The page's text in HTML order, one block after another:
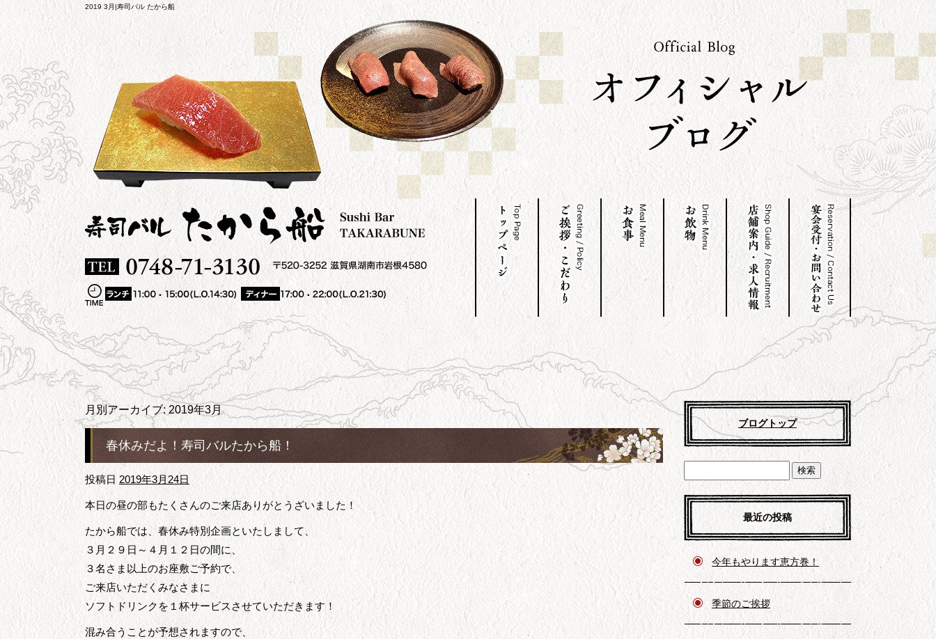
2019 3月|寿司バル たから船
月別アーカイブ:2019年3月
春休みだよ！寿司バルたから船！
投稿日 2019年3月24日
本日の昼の部もたくさんのご来店ありがとうざいました！
たから船では、春休み特別企画といたしまして、
３月２９日～４月１２日の間に、
３名さま以上のお座敷ご予約で、
ご来店いただくみなさまに
ソフトドリンクを１杯サービスさせていただきます！
混み合うことが予想されますので、
ブログトップ
最近の投稿
今年もやります恵方巻！
季節のご挨拶